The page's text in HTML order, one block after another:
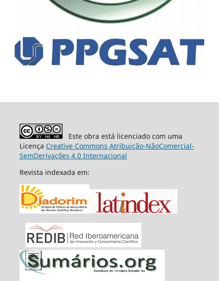
Este obra está licenciado com uma
Licença Creative Commons Atribuição-NãoComercial-
SemDerivações 4.0 Internacional
Revista indexada em: